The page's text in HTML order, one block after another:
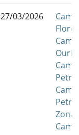
27/03/2026
Zona